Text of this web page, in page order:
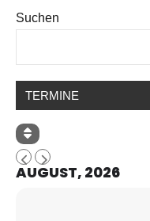
Suchen
TERMINE
AUGUST, 2026